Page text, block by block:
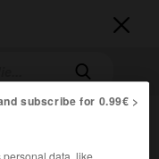


subscribe for 0.99€ >
personal data, like